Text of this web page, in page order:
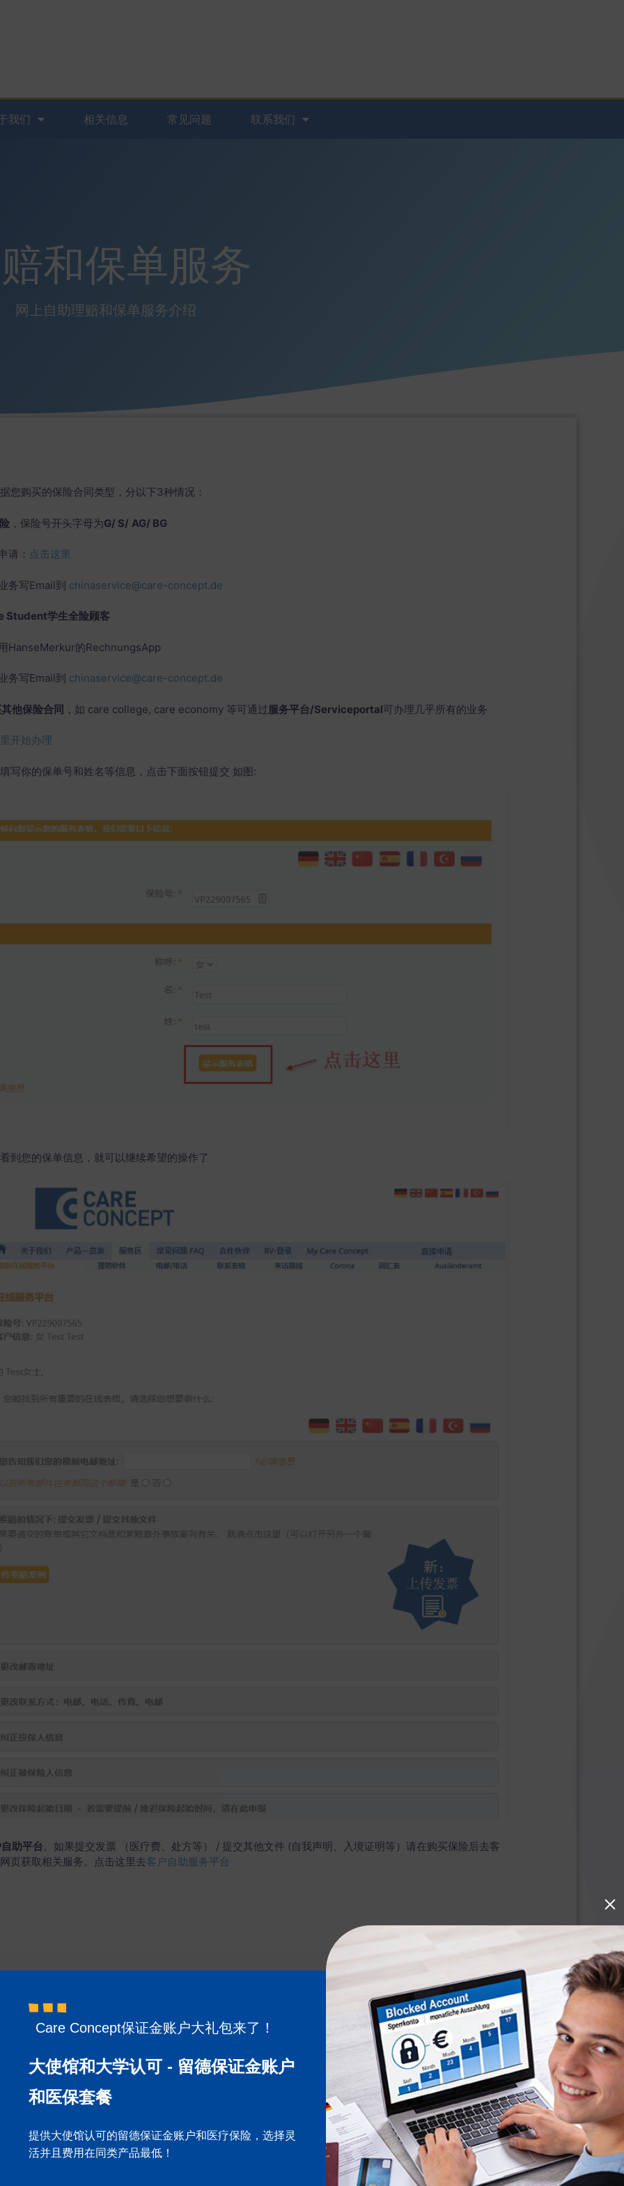
我们 相关信息 常见问题 联系我们
和保单服务
网上自助理赔和保单服务介绍
您购买的保险合同类型，分以下3种情况：
，保险号开头字母为G/ S/ AG/ BG
请： 点击这里
务写Email到 chinaservice@care-concept.de
Student学生全险顾客
HanseMerkur的RechnungsApp
务写Email到 chinaservice@care-concept.de
他保险合同 ，如 care college, care economy 等可通过服务平台/Serviceportal可办理几乎所有的业务
开始办理
写你的保单号和姓名等信息，点击下面按钮提交 如图:
到您的保单信息，就可以继续希望的操作了
助平台 。如果提交发票 （医疗费、处方等） / 提交其他文件 (自我声明、入境证明等）请在购买保险后去客
页获取相关服务。点击这里去客户自助服务平台
私人医疗保险
留德博士生医保
博士后和交流学者医保
意外及第三方责任险
奥地利医疗保险
保单服务
理赔和保单服务
所有保险产品一览
Care Concept保证金账户大礼包来了！
大使馆和大学认可 - 留德保证金账户
和医保套餐
提供大使馆认可的留德保证金账户和医疗保险，选择灵
活并且费用在同类产品最低！